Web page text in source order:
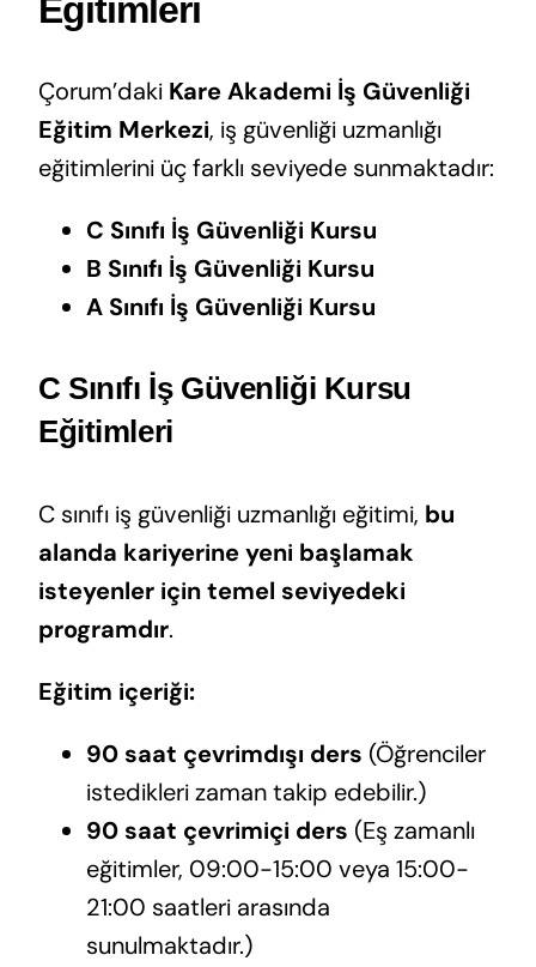
Eğitimleri
Çorum’daki Kare Akademi İş Güvenliği
Eğitim Merkezi, iş güvenliği uzmanlığı
eğitimlerini üç farklı seviyede sunmaktadır:
C Sınıfı İş Güvenliği Kursu
B Sınıfı İş Güvenliği Kursu
A Sınıfı İş Güvenliği Kursu
C Sınıfı İş Güvenliği Kursu
Eğitimleri
C sınıfı iş güvenliği uzmanlığı eğitimi, bu
alanda kariyerine yeni başlamak
isteyenler için temel seviyedeki
programdır.
Eğitim içeriği:
90 saat çevrimdışı ders (Öğrenciler
istedikleri zaman takip edebilir.)
90 saat çevrimiçi ders (Eş zamanlı
eğitimler, 09:00-15:00 veya 15:00-
21:00 saatleri arasında
sunulmaktadır.)